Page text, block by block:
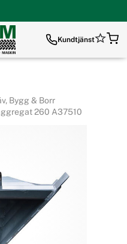
Kundtjänst
Bygg & Borr
260 A37510